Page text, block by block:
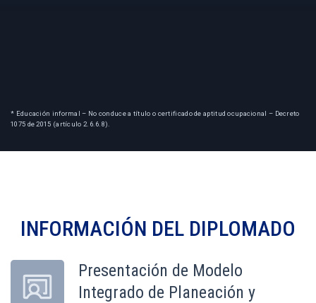
* Educación informal – No conduce a título o certificado de aptitud ocupacional – Decreto
1075 de 2015 (artículo 2.6.6.8).
INFORMACIÓN DEL DIPLOMADO
Presentación de Modelo
Integrado de Planeación y